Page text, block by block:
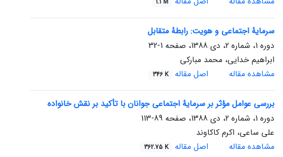
سرمایۀ اجتماعی و هویت: رابطۀ متقابل
دوره 1، شماره 2، دی 1388، صفحه
1-32
ابراهیم خدایی، محمد مبارکی
مشاهده مقاله
اصل مقاله 346 K
بررسی عوامل مؤثر بر سرمایۀ اجتماعی جوانان با تأکید بر نقش خانواده
دوره 1، شماره 2، دی 1388، صفحه
89-113
علی ساعی، اکرم کاکاوند
مشاهده مقاله
اصل مقاله 362.75 K